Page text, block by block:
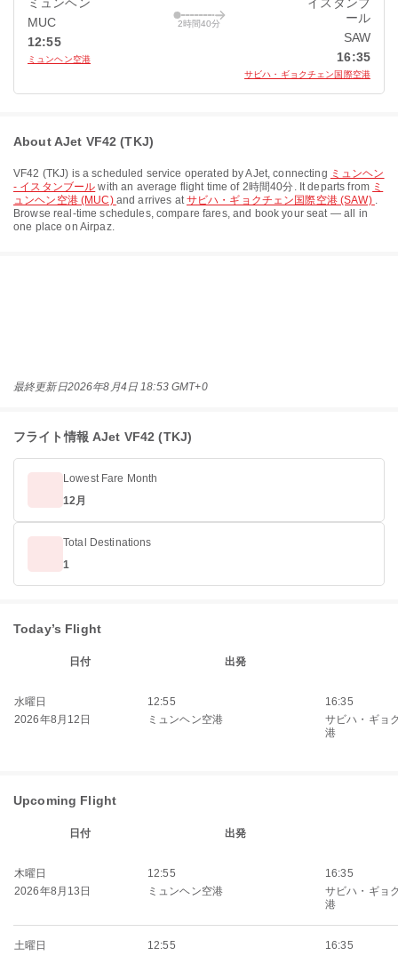
MUC
12:55
ミュンヘン空港
2時間40分
ール
SAW
16:35
サビハ・ギョクチェン国際空港
About AJet VF42 (TKJ)
VF42 (TKJ) is a scheduled service operated byAJet, connecting ミュンヘン
- イスタンブール with an average flight time of 2時間40分. It departs from ミ
ュンヘン空港 (MUC) and arrives atサビハ・ギョクチェン国際空港 (SAW) .
Browse real-time schedules, compare fares, and book your seat — all in
one place on Airpaz.
最終更新日2026年8月4日 18:53 GMT+0
フライト情報 AJet VF42 (TKJ)
Lowest Fare Month
12月
Total Destinations
1
Today’s Flight
日付 出発
水曜日
2026年8月12日
12:55
ミュンヘン空港
16:35
サビハ・ギョ
港
Upcoming Flight
日付 出発
木曜日
2026年8月13日
12:55
ミュンヘン空港
16:35
サビハ・ギョ
港
土曜日
12:55
16:35